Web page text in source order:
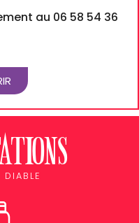
au 06 58 54 36
DIABLE